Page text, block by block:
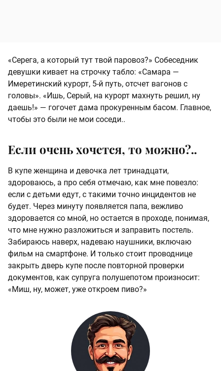
«Серега, а который тут твой паровоз?» Собеседник
девушки кивает на строчку табло: «Самара —
Имеретинский курорт, 5-й путь, отсчет вагонов с
головы». «Ишь, Серый, на курорт махнуть решил, ну
даешь!» — гогочет дама прокуренным басом. Главное,
чтобы это были не мои соседи..
Если очень хочется, то можно?..
В купе женщина и девочка лет тринадцати,
здороваюсь, а про себя отмечаю, как мне повезло:
если с детьми едут, с такими точно инцидентов не
будет. Через минуту появляется папа, вежливо
здоровается со мной, но остается в проходе, понимая,
что мне нужно разложиться и заправить постель.
Забираюсь наверх, надеваю наушники, включаю
фильм на смартфоне. И только стоит проводнице
закрыть дверь купе после повторной проверки
документов, как супруга полушепотом произносит:
«Миш, ну, может, уже откроем пиво?»